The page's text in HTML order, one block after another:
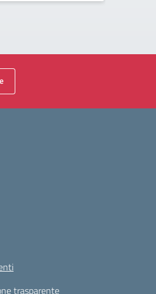
trasparente